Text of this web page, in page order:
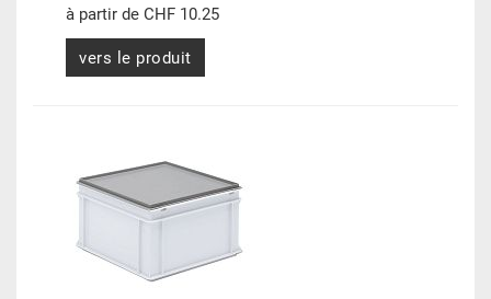
à partir de CHF 10.25
vers le produit